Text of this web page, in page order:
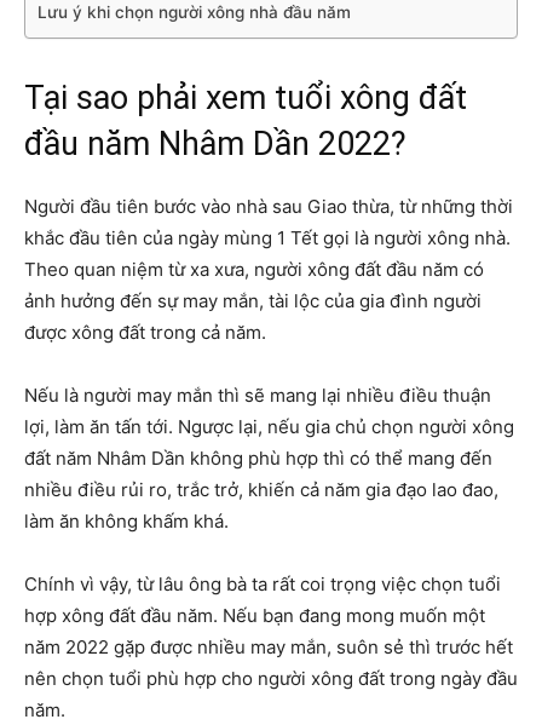
Lưu ý khi chọn người xông nhà đầu năm
Tại sao phải xem tuổi xông đất
đầu năm Nhâm Dần 2022?
Người đầu tiên bước vào nhà sau Giao thừa, từ những thời
khắc đầu tiên của ngày mùng 1 Tết gọi là người xông nhà.
Theo quan niệm từ xa xưa, người xông đất đầu năm có
ảnh hưởng đến sự may mắn, tài lộc của gia đình người
được xông đất trong cả năm.
Nếu là người may mắn thì sẽ mang lại nhiều điều thuận
lợi, làm ăn tấn tới. Ngược lại, nếu gia chủ chọn người xông
đất năm Nhâm Dần không phù hợp thì có thể mang đến
nhiều điều rủi ro, trắc trở, khiến cả năm gia đạo lao đao,
làm ăn không khấm khá.
Chính vì vậy, từ lâu ông bà ta rất coi trọng việc chọn tuổi
hợp xông đất đầu năm. Nếu bạn đang mong muốn một
năm 2022 gặp được nhiều may mắn, suôn sẻ thì trước hết
nên chọn tuổi phù hợp cho người xông đất trong ngày đầu
năm.